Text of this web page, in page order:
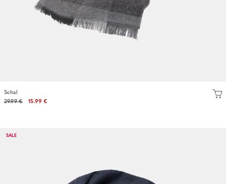
Schal
29.99 €
15.99 €
SALE